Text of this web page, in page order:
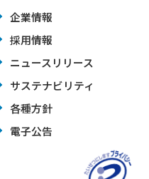
企業情報
採用情報
ニュースリリース
サステナビリティ
各種方針
電子公告